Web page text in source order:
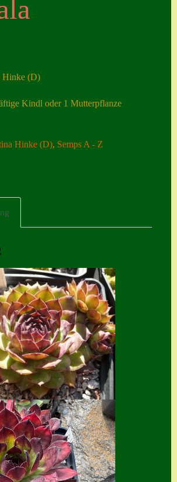
ngen
Neuheiten
Home
Hostas
Impressum
Kasse
Kontakt
Mein Konto
Naturformen
S. x nixonii
Semps die ich
suche
Hinke (D)
Kindl oder 1 Mutterpflanze
Hinke (D), Semps A - Z